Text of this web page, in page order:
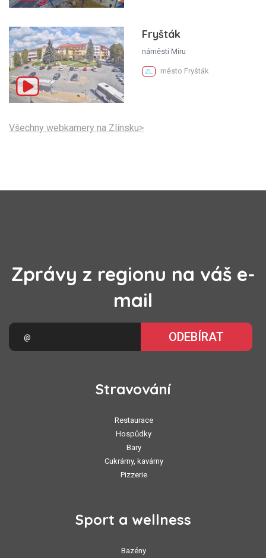
Fryšták
náměstí Míru
ZL město Fryšták
Všechny webkamery na Zlínsku>
Zprávy z regionu na váš e-
mail
ODEBÍRAT
Stravování
Restaurace
Hospůdky
Bary
Cukrárny, kavárny
Pizzerie
Sport a wellness
Bazény